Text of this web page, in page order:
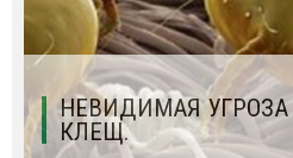
НЕВИДИМАЯ
КЛЕЩ.